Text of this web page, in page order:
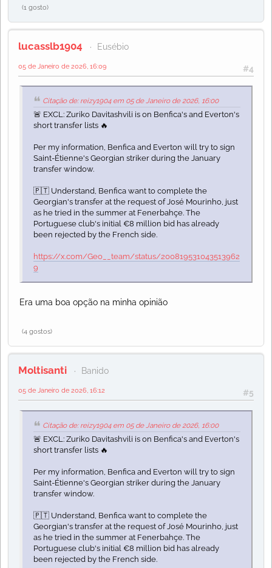
(1 gosto)
lucasslb1904 Eusébio
#4
05 de Janeiro de 2026, 16:09
Citação de: reizy1904 em 05 de Janeiro de 2026, 16:00
🚨 EXCL: Zuriko Davitashvili is on Benfica's and Everton's
short transfer lists 🔥
Per my information, Benfica and Everton will try to sign
Saint-Étienne's Georgian striker during the January
transfer window.
🇵🇹 Understand, Benfica want to complete the
Georgian's transfer at the request of José Mourinho, just
as he tried in the summer at Fenerbahçe. The
Portuguese club's initial €8 million bid has already
been rejected by the French side.
https://x.com/Geo__team/status/200819531043513962
9
Era uma boa opção na minha opinião
(4 gostos)
Moltisanti Banido
#5
05 de Janeiro de 2026, 16:12
Citação de: reizy1904 em 05 de Janeiro de 2026, 16:00
🚨 EXCL: Zuriko Davitashvili is on Benfica's and Everton's
short transfer lists 🔥
Per my information, Benfica and Everton will try to sign
Saint-Étienne's Georgian striker during the January
transfer window.
🇵🇹 Understand, Benfica want to complete the
Georgian's transfer at the request of José Mourinho, just
as he tried in the summer at Fenerbahçe. The
Portuguese club's initial €8 million bid has already
been rejected by the French side.